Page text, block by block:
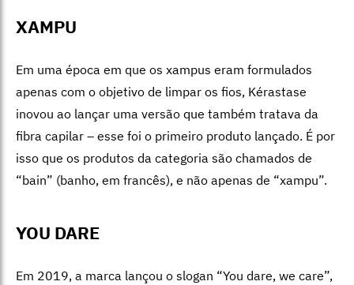
XAMPU
Em uma época em que os xampus eram formulados
apenas com o objetivo de limpar os fios, Kérastase
inovou ao lançar uma versão que também tratava da
fibra capilar – esse foi o primeiro produto lançado. É por
isso que os produtos da categoria são chamados de
“bain” (banho, em francês), e não apenas de “xampu”.
YOU DARE
Em 2019, a marca lançou o slogan “You dare, we care”,